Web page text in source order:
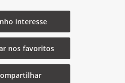
interesse
nos favoritos